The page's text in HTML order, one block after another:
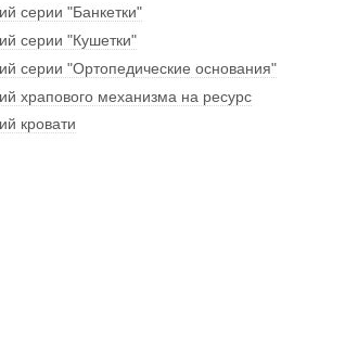
серии "Банкетки"
серии "Кушетки"
серии "Ортопедические основания"
храпового механизма на ресурс
кровати